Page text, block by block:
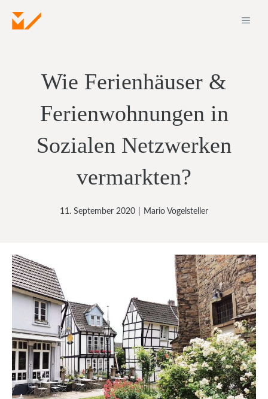
Inhalt
Wie Ferienhäuser &
Ferienwohnungen in
Sozialen Netzwerken
vermarkten?
11. September 2020 Mario Vogelsteller